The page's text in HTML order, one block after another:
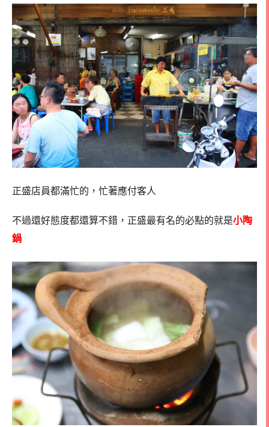
正盛店員都滿忙的，忙著應付客人
不過還好態度都還算不錯，正盛最有名的必點的就是小陶
鍋